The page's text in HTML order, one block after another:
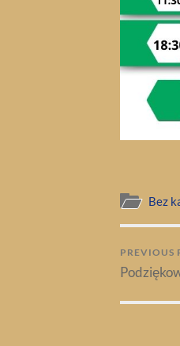
Bez
PREVIOUS